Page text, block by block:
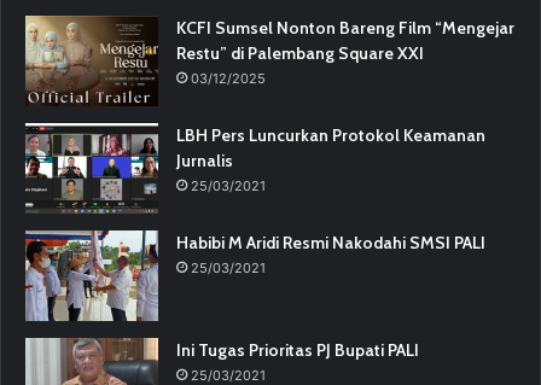
KCFI Sumsel Nonton Bareng Film “Mengejar
Restu” di Palembang Square XXI
03/12/2025
LBH Pers Luncurkan Protokol Keamanan
Jurnalis
25/03/2021
Habibi M Aridi Resmi Nakodahi SMSI PALI
25/03/2021
Ini Tugas Prioritas PJ Bupati PALI
25/03/2021